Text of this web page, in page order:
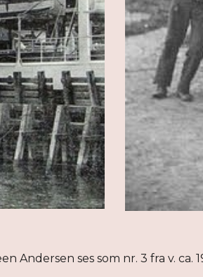
Andersen ses som nr. 3 fra v. ca.